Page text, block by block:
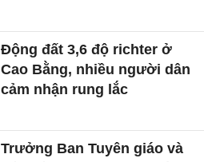
Động đất 3,6 độ richter ở
Cao Bằng, nhiều người dân
cảm nhận rung lắc
Trưởng Ban Tuyên giáo và